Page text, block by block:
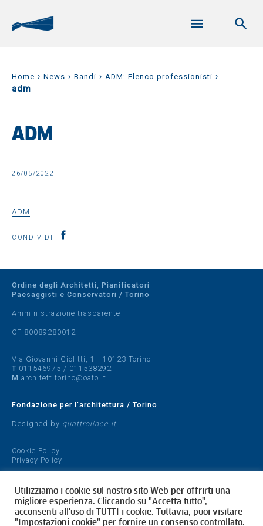
Home › News › Bandi › ADM: Elenco professionisti ›
adm
ADM
26/05/2022
ADM
CONDIVIDI
Ordine degli Architetti, Pianificatori
Paesaggisti e Conservatori / Torino
Amministrazione trasparente
CF 80089280012
Via Giovanni Giolitti, 1 - 10123 Torino
T 011546975 / 011538292
M architettitorino@oato.it
Fondazione per l'architettura / Torino
Designed by quattrolinee.it
Cookie Policy
Privacy Policy
Utilizziamo i cookie sul nostro sito Web per offrirti una
migliore esperienza. Cliccando su "Accetta tutto",
acconsenti all'uso di TUTTI i cookie. Tuttavia, puoi visitare
"Impostazioni cookie" per fornire un consenso controllato.